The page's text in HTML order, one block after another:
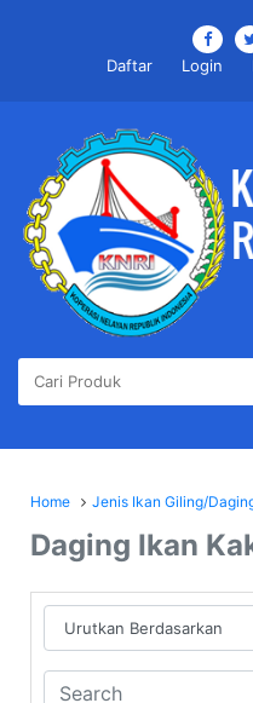
Daftar Login
Home Jenis Ikan Giling/
Daging Ikan